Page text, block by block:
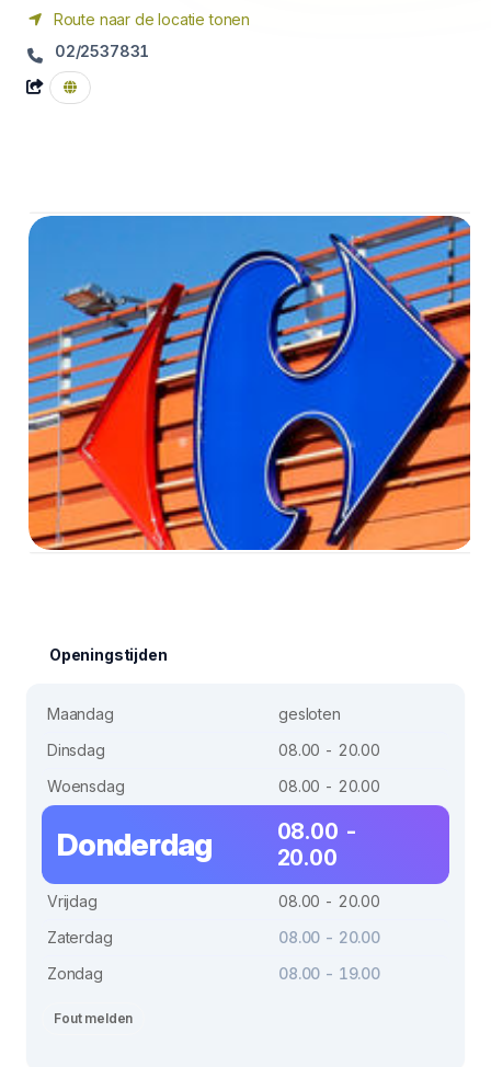
Route naar de locatie tonen
02/2537831
Openingstijden
Maandag
gesloten
Dinsdag
08.00 - 20.00
Woensdag
08.00 - 20.00
Donderdag
08.00 -
20.00
Vrijdag
08.00 - 20.00
Zaterdag
08.00 - 20.00
Zondag
08.00 - 19.00
Fout melden